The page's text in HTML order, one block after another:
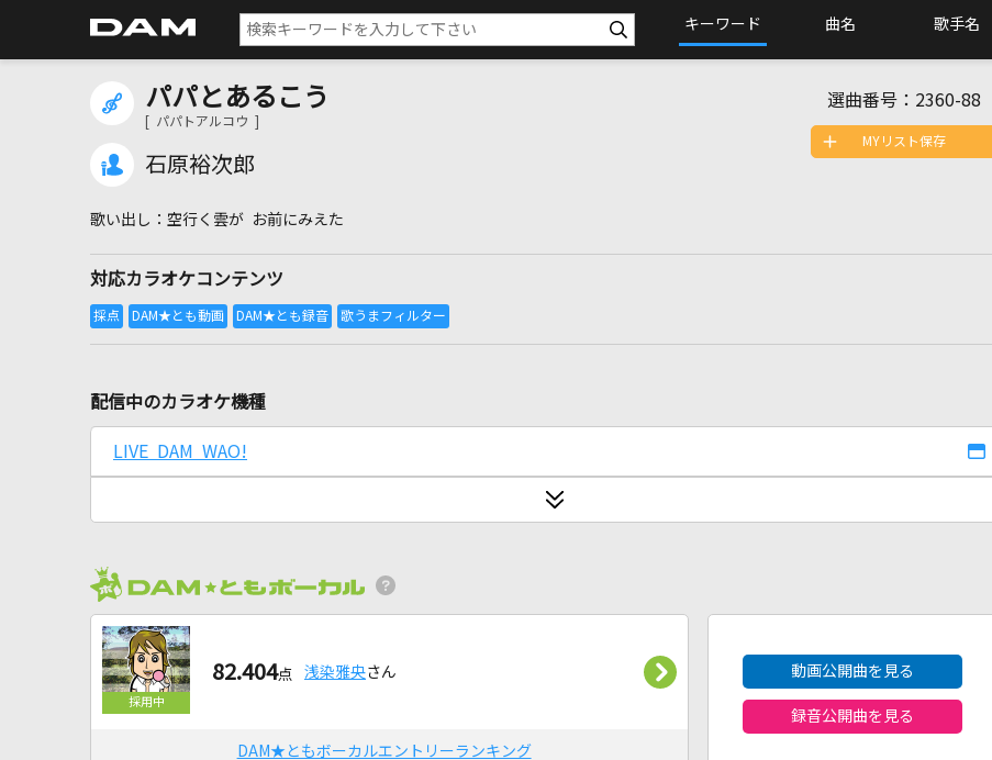
キーワード 曲名 歌手名
パパとあるこう
[ パパトアルコウ ]
石原裕次郎
選曲番号： 2360-88
空行く雲が お前にみえた
対応カラオケコンテンツ
MYリスト保存
配信中のカラオケ機種
LIVE DAM WAO!
82.404点 浅染雅央さん
DAM★ともボーカルエントリーランキング
動画公開曲を見る
録音公開曲を見る